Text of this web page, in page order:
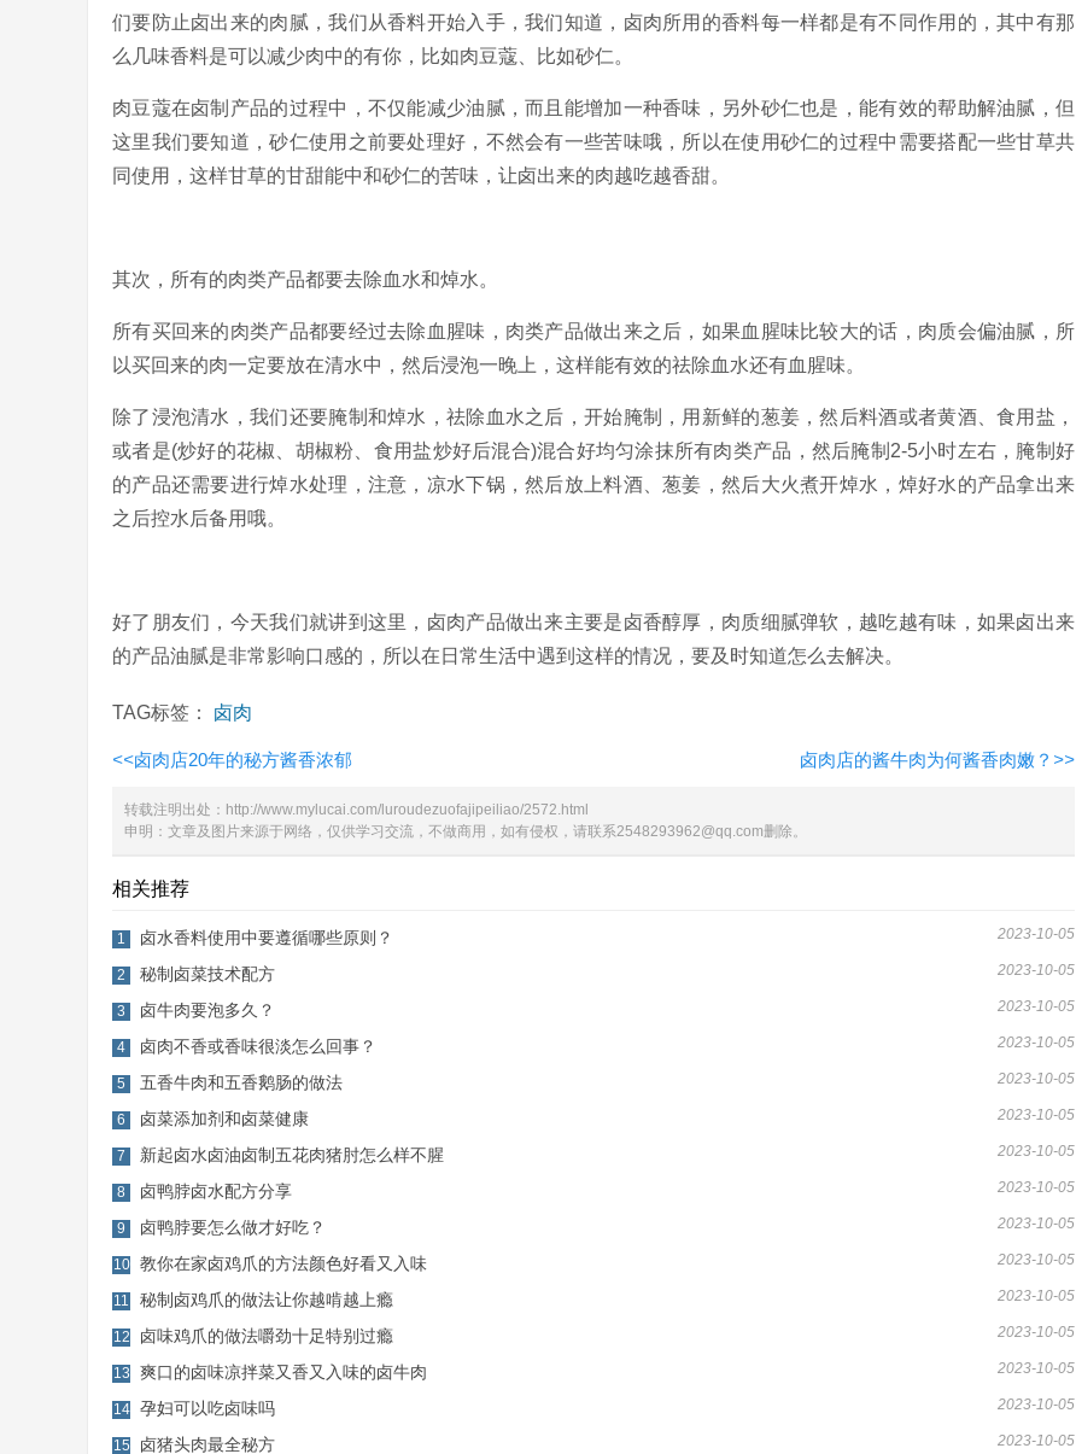
们要防止卤出来的肉腻，我们从香料开始入手，我们知道，卤肉所用的香料每一样都是有不同作用的，其中有那
么几味香料是可以减少肉中的有你，比如肉豆蔻、比如砂仁。
肉豆蔻在卤制产品的过程中，不仅能减少油腻，而且能增加一种香味，另外砂仁也是，能有效的帮助解油腻，但
这里我们要知道，砂仁使用之前要处理好，不然会有一些苦味哦，所以在使用砂仁的过程中需要搭配一些甘草共
同使用，这样甘草的甘甜能中和砂仁的苦味，让卤出来的肉越吃越香甜。
其次，所有的肉类产品都要去除血水和焯水。
所有买回来的肉类产品都要经过去除血腥味，肉类产品做出来之后，如果血腥味比较大的话，肉质会偏油腻，所
以买回来的肉一定要放在清水中，然后浸泡一晚上，这样能有效的祛除血水还有血腥味。
除了浸泡清水，我们还要腌制和焯水，祛除血水之后，开始腌制，用新鲜的葱姜，然后料酒或者黄酒、食用盐，
或者是(炒好的花椒、胡椒粉、食用盐炒好后混合)混合好均匀涂抹所有肉类产品，然后腌制2-5小时左右，腌制好
的产品还需要进行焯水处理，注意，凉水下锅，然后放上料酒、葱姜，然后大火煮开焯水，焯好水的产品拿出来
之后控水后备用哦。
好了朋友们，今天我们就讲到这里，卤肉产品做出来主要是卤香醇厚，肉质细腻弹软，越吃越有味，如果卤出来
的产品油腻是非常影响口感的，所以在日常生活中遇到这样的情况，要及时知道怎么去解决。
TAG标签： 卤肉
<<卤肉店20年的秘方酱香浓郁 卤肉店的酱牛肉为何酱香肉嫩？ >>
转载注明出处： http://www.mylucai.com/luroudezuofajipeiliao/2572.html
申明：文章及图片来源于网络，仅供学习交流，不做商用，如有侵权，请联系2548293962@qq.com删除。
相关推荐
2023-10-05
1 卤水香料使用中要遵循哪些原则？
2023-10-05
2 秘制卤菜技术配方
2023-10-05
3 卤牛肉要泡多久？
2023-10-05
4 卤肉不香或香味很淡怎么回事？
2023-10-05
5 五香牛肉和五香鹅肠的做法
2023-10-05
6 卤菜添加剂和卤菜健康
2023-10-05
7 新起卤水卤油卤制五花肉猪肘怎么样不腥
2023-10-05
8 卤鸭脖卤水配方分享
2023-10-05
9 卤鸭脖要怎么做才好吃？
2023-10-05
10 教你在家卤鸡爪的方法颜色好看又入味
2023-10-05
11 秘制卤鸡爪的做法让你越啃越上瘾
2023-10-05
12 卤味鸡爪的做法嚼劲十足特别过瘾
2023-10-05
13 爽口的卤味凉拌菜又香又入味的卤牛肉
2023-10-05
14 孕妇可以吃卤味吗
2023-10-05
15 卤猪头肉最全秘方